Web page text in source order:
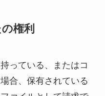
権利
っている、またはコ
合、保有されている